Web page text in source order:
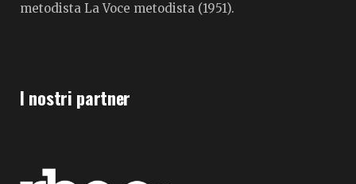
metodista La Voce metodista (1951).
I nostri partner